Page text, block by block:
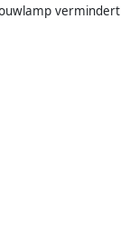
vermindert